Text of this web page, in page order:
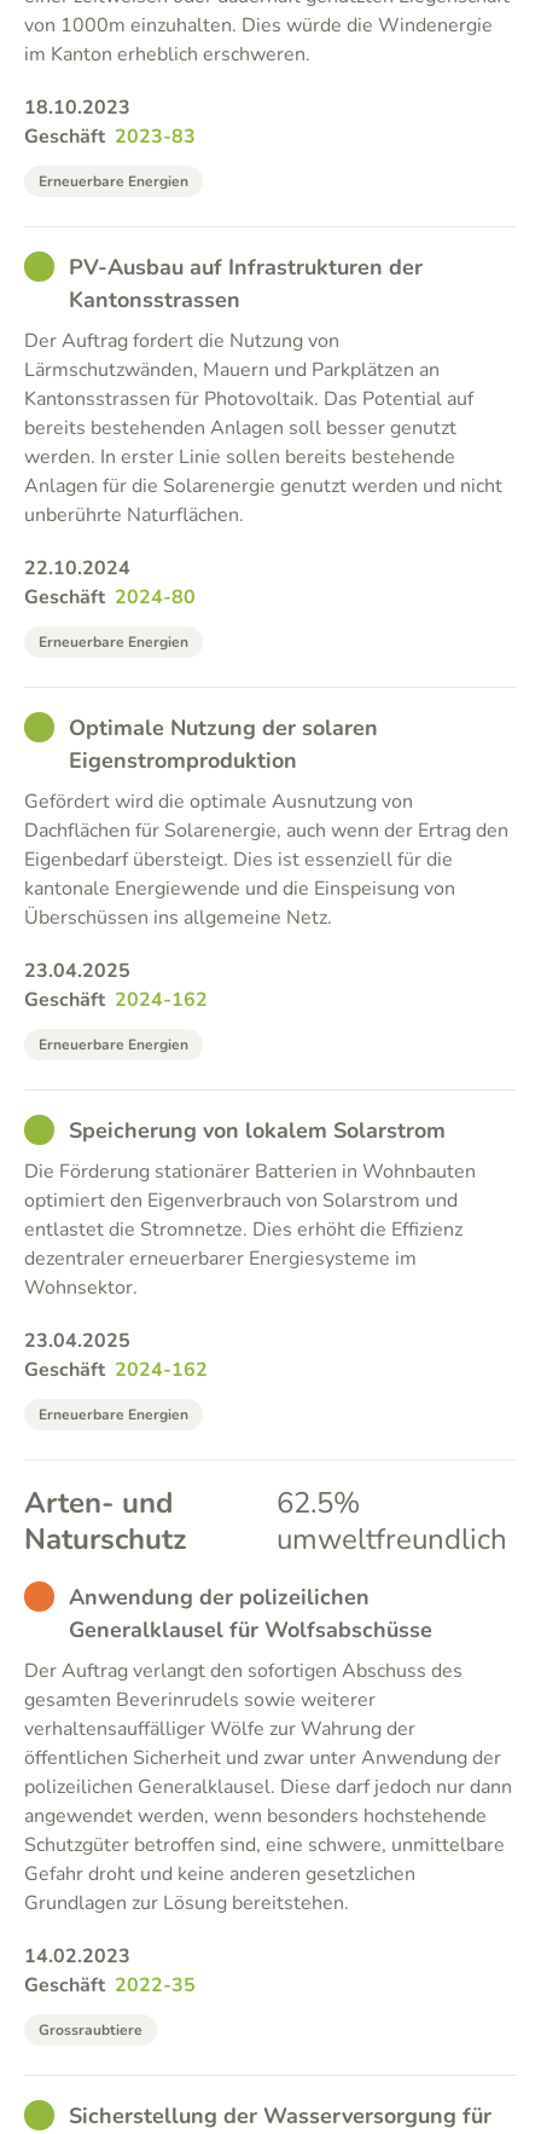
von 1000m einzuhalten. Dies würde die Windenergie
im Kanton erheblich erschweren.
18.10.2023
Geschäft 2023-83
Erneuerbare Energien
GOODPV-Ausbau auf Infrastrukturen der
Kantonsstrassen
Der Auftrag fordert die Nutzung von
Lärmschutzwänden, Mauern und Parkplätzen an
Kantonsstrassen für Photovoltaik. Das Potential auf
bereits bestehenden Anlagen soll besser genutzt
werden. In erster Linie sollen bereits bestehende
Anlagen für die Solarenergie genutzt werden und nicht
unberührte Naturflächen.
22.10.2024
Geschäft 2024-80
Erneuerbare Energien
GOODOptimale Nutzung der solaren
Eigenstromproduktion
Gefördert wird die optimale Ausnutzung von
Dachflächen für Solarenergie, auch wenn der Ertrag den
Eigenbedarf übersteigt. Dies ist essenziell für die
kantonale Energiewende und die Einspeisung von
Überschüssen ins allgemeine Netz.
23.04.2025
Geschäft 2024-162
Erneuerbare Energien
GOODSpeicherung von lokalem Solarstrom
Die Förderung stationärer Batterien in Wohnbauten
optimiert den Eigenverbrauch von Solarstrom und
entlastet die Stromnetze. Dies erhöht die Effizienz
dezentraler erneuerbarer Energiesysteme im
Wohnsektor.
23.04.2025
Geschäft 2024-162
Erneuerbare Energien
Arten- und
Naturschutz
62.5%
umweltfreundlich
BADAnwendung der polizeilichen
Generalklausel für Wolfsabschüsse
Der Auftrag verlangt den sofortigen Abschuss des
gesamten Beverinrudels sowie weiterer
verhaltensauffälliger Wölfe zur Wahrung der
öffentlichen Sicherheit und zwar unter Anwendung der
polizeilichen Generalklausel. Diese darf jedoch nur dann
angewendet werden, wenn besonders hochstehende
Schutzgüter betroffen sind, eine schwere, unmittelbare
Gefahr droht und keine anderen gesetzlichen
Grundlagen zur Lösung bereitstehen.
14.02.2023
Geschäft 2022-35
Grossraubtiere
GOODSicherstellung der Wasserversorgung für